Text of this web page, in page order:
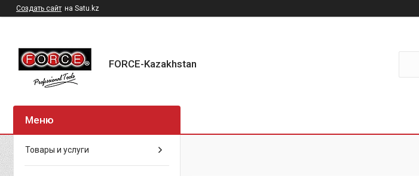
Создать сайт на Satu.kz
FORCE-Kazakhstan
Товары и услуги